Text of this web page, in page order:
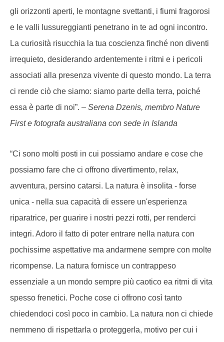
gli orizzonti aperti, le montagne svettanti, i fiumi fragorosi
e le valli lussureggianti penetrano in te ad ogni incontro.
La curiosità risucchia la tua coscienza finché non diventi
irrequieto, desiderando ardentemente i ritmi e i pericoli
associati alla presenza vivente di questo mondo. La terra
ci rende ciò che siamo: siamo parte della terra, poiché
essa è parte di noi”. – Serena Dzenis, membro Nature
First e fotografa australiana con sede in Islanda
“Ci sono molti posti in cui possiamo andare e cose che
possiamo fare che ci offrono divertimento, relax,
avventura, persino catarsi. La natura è insolita - forse
unica - nella sua capacità di essere un'esperienza
riparatrice, per guarire i nostri pezzi rotti, per renderci
integri. Adoro il fatto di poter entrare nella natura con
pochissime aspettative ma andarmene sempre con molte
ricompense. La natura fornisce un contrappeso
essenziale a un mondo sempre più caotico ea ritmi di vita
spesso frenetici. Poche cose ci offrono così tanto
chiedendoci così poco in cambio. La natura non ci chiede
nemmeno di rispettarla o proteggerla, motivo per cui i